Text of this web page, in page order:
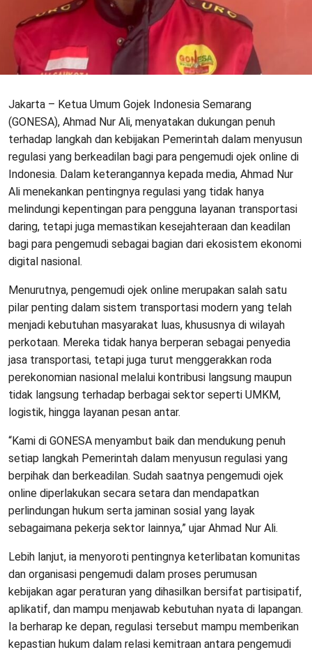
Jakarta – Ketua Umum Gojek Indonesia Semarang
(GONESA), Ahmad Nur Ali, menyatakan dukungan penuh
terhadap langkah dan kebijakan Pemerintah dalam menyusun
regulasi yang berkeadilan bagi para pengemudi ojek online di
Indonesia. Dalam keterangannya kepada media, Ahmad Nur
Ali menekankan pentingnya regulasi yang tidak hanya
melindungi kepentingan para pengguna layanan transportasi
daring, tetapi juga memastikan kesejahteraan dan keadilan
bagi para pengemudi sebagai bagian dari ekosistem ekonomi
digital nasional.
Menurutnya, pengemudi ojek online merupakan salah satu
pilar penting dalam sistem transportasi modern yang telah
menjadi kebutuhan masyarakat luas, khususnya di wilayah
perkotaan. Mereka tidak hanya berperan sebagai penyedia
jasa transportasi, tetapi juga turut menggerakkan roda
perekonomian nasional melalui kontribusi langsung maupun
tidak langsung terhadap berbagai sektor seperti UMKM,
logistik, hingga layanan pesan antar.
“Kami di GONESA menyambut baik dan mendukung penuh
setiap langkah Pemerintah dalam menyusun regulasi yang
berpihak dan berkeadilan. Sudah saatnya pengemudi ojek
online diperlakukan secara setara dan mendapatkan
perlindungan hukum serta jaminan sosial yang layak
sebagaimana pekerja sektor lainnya,” ujar Ahmad Nur Ali.
Lebih lanjut, ia menyoroti pentingnya keterlibatan komunitas
dan organisasi pengemudi dalam proses perumusan
kebijakan agar peraturan yang dihasilkan bersifat partisipatif,
aplikatif, dan mampu menjawab kebutuhan nyata di lapangan.
Ia berharap ke depan, regulasi tersebut mampu memberikan
kepastian hukum dalam relasi kemitraan antara pengemudi